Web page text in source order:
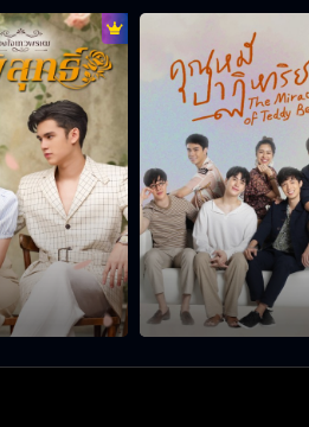
ลูกอกตัญญู
ไม่รักแล้วจะหึงทำไม
พ่อเหมือนโกรธที่หนูเล็ก